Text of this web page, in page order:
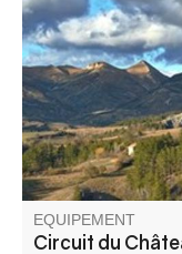
découvrir, à
petites route de
quelques-uns des
patrimoine de la
l'Asse : le château
édifié au 17ème
l'église Notre
EQUIPEMENT
Circuit du